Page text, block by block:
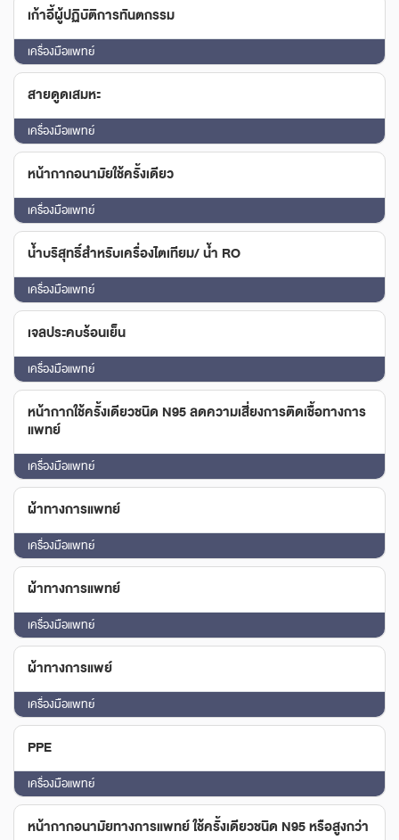
เก้าอี้ผู้ปฏิบัติการทันตกรรม
เครื่องมือแพทย์
สายดูดเสมหะ
เครื่องมือแพทย์
หน้ากากอนามัยใช้ครั้งเดียว
เครื่องมือแพทย์
น้ำบริสุทธิ์สำหรับเครื่องไตเทียม/ น้ำ RO
เครื่องมือแพทย์
เจลประคบร้อนเย็น
เครื่องมือแพทย์
หน้ากากใช้ครั้งเดียวชนิด N95 ลดความเสี่ยงการติดเชื้อทางการ
แพทย์
เครื่องมือแพทย์
ผ้าทางการแพทย์
เครื่องมือแพทย์
ผ้าทางการแพทย์
เครื่องมือแพทย์
ผ้าทางการแพย์
เครื่องมือแพทย์
PPE
เครื่องมือแพทย์
หน้ากากอนามัยทางการแพทย์ ใช้ครั้งเดียวชนิด N95 หรือสูงกว่า